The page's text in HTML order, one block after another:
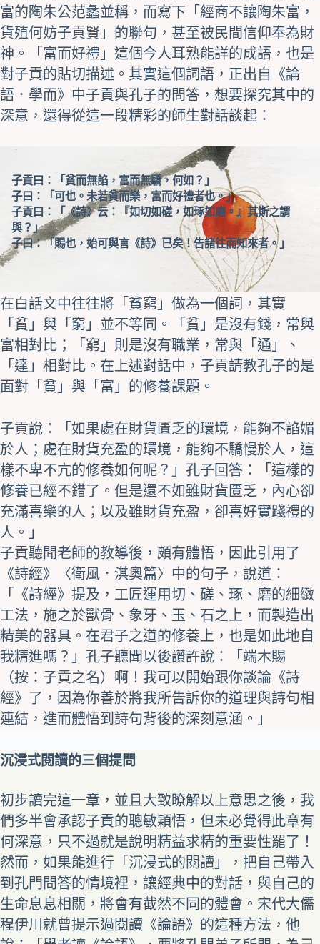
富的陶朱公范蠡並稱，而寫下「經商不讓陶朱富，
貨殖何妨子貢賢」的聯句，甚至被民間信仰奉為財
神。「富而好禮」這個今人耳熟能詳的成語，也是
對子貢的貼切描述。其實這個詞語，正出自《論
語．學而》中子貢與孔子的問答，想要探究其中的
深意，還得從這一段精彩的師生對話談起：
子貢曰：「貧而無諂，富而無驕，何如？」
子曰：「可也。未若貧而樂，富而好禮者也。」
子貢曰：「《詩》云：『如切如磋，如琢如磨。』其斯之謂
與？」
子曰：「賜也，始可與言《詩》已矣！告諸往而知來者。」
在白話文中往往將「貧窮」做為一個詞，其實
「貧」與「窮」並不等同。「貧」是沒有錢，常與
富相對比；「窮」則是沒有職業，常與「通」、
「達」相對比。在上述對話中，子貢請教孔子的是
面對「貧」與「富」的修養課題。
子貢說：「如果處在財貨匱乏的環境，能夠不諂媚
於人；處在財貨充盈的環境，能夠不驕慢於人，這
樣不卑不亢的修養如何呢？」孔子回答：「這樣的
修養已經不錯了。但是還不如雖財貨匱乏，內心卻
充滿喜樂的人；以及雖財貨充盈，卻喜好實踐禮的
人。」
子貢聽聞老師的教導後，頗有體悟，因此引用了
《詩經》〈衛風．淇奧篇〉中的句子，說道：
「《詩經》提及，工匠運用切、磋、琢、磨的細緻
工法，施之於獸骨、象牙、玉、石之上，而製造出
精美的器具。在君子之道的修養上，也是如此地自
我精進嗎？」孔子聽聞以後讚許說：「端木賜
（按：子貢之名）啊！我可以開始跟你談論《詩
經》了，因為你善於將我所告訴你的道理與詩句相
連結，進而體悟到詩句背後的深刻意涵。」
沉浸式閱讀的三個提問
初步讀完這一章，並且大致瞭解以上意思之後，我
們多半會承認子貢的聰敏穎悟，但未必覺得此章有
何深意，只不過就是說明精益求精的重要性罷了！
然而，如果能進行「沉浸式的閱讀」，把自己帶入
到孔門問答的情境裡，讓經典中的對話，與自己的
生命息息相關，將會有截然不同的體會。宋代大儒
程伊川就曾提示過閱讀《論語》的這種方法，他